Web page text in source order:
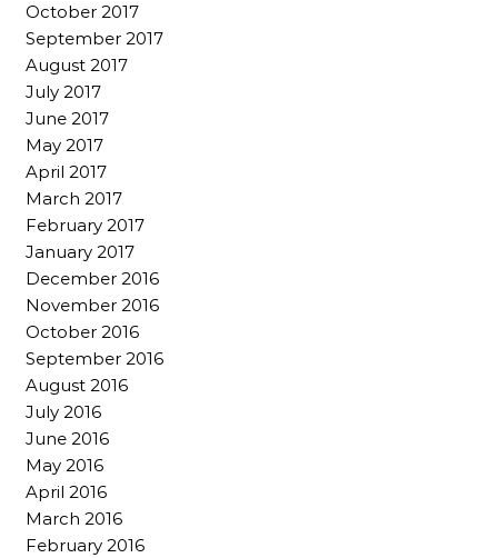
October 2017
September 2017
August 2017
July 2017
June 2017
May 2017
April 2017
March 2017
February 2017
January 2017
December 2016
November 2016
October 2016
September 2016
August 2016
July 2016
June 2016
May 2016
April 2016
March 2016
February 2016